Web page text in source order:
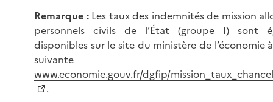
Remarque :Les taux des indemnités de mission
personnels civils de l’État (groupe I) sont
disponibles sur le site du ministère de l’économie
www.economie.gouv.fr/dgfip/
.